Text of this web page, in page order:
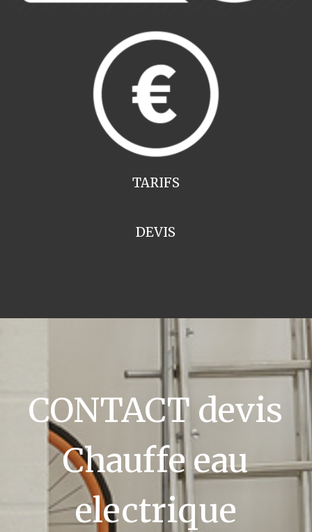
TARIFS
DEVIS
CONTACT devis
Chauffe eau
electrique